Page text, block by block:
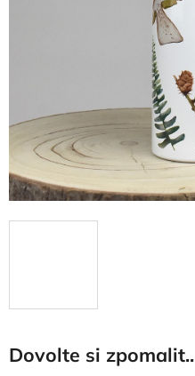
Dovolte si zpomalit..